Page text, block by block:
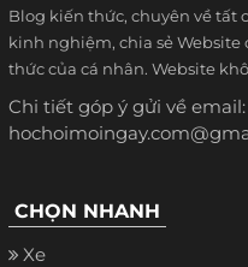
Blog kiến thức, chuyên về tất
kinh nghiệm, chia sẻ
thức của cá nhân. Website
Chi tiết góp ý gửi về email:
CHỌN NHANH
Xe